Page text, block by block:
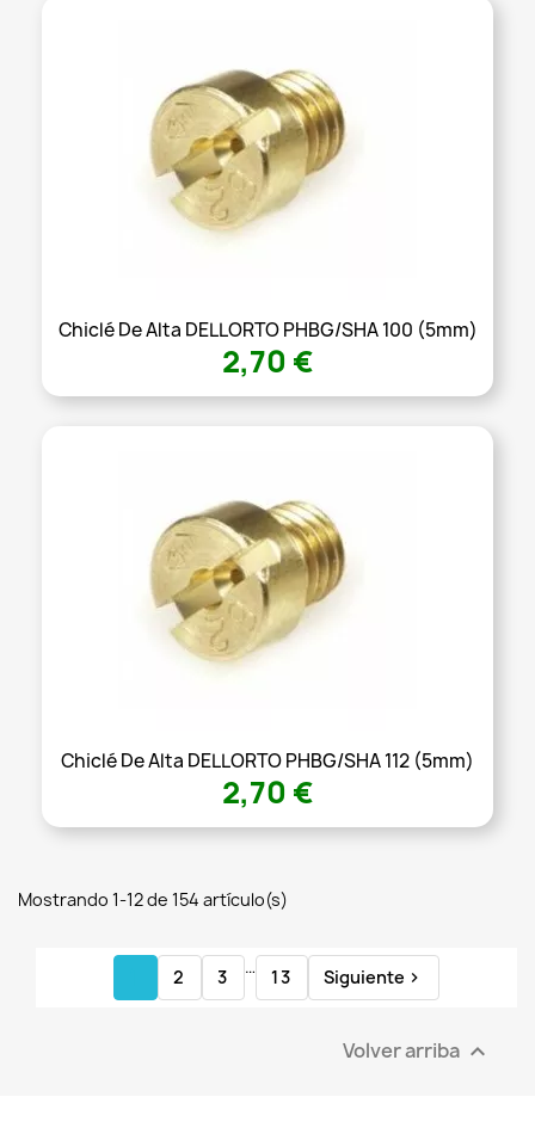
Chiclé De Alta DELLORTO PHBG/SHA 100 (5mm)
2,70 €
Chiclé De Alta DELLORTO PHBG/SHA 112 (5mm)
2,70 €
Mostrando 1-12 de 154 artículo(s)
2 3 … 13 Siguiente 
Volver arriba 